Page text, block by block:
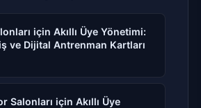
için Akıllı Üye Yönetimi:
ve Dijital Antrenman Kartları
Salonları için Akıllı Üye